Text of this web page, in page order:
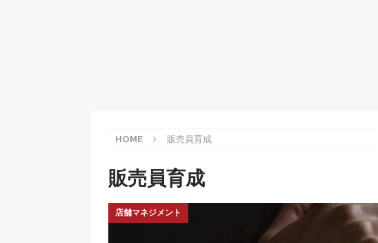
HOME 販売員育成
販売員育成
店舗マネジメント